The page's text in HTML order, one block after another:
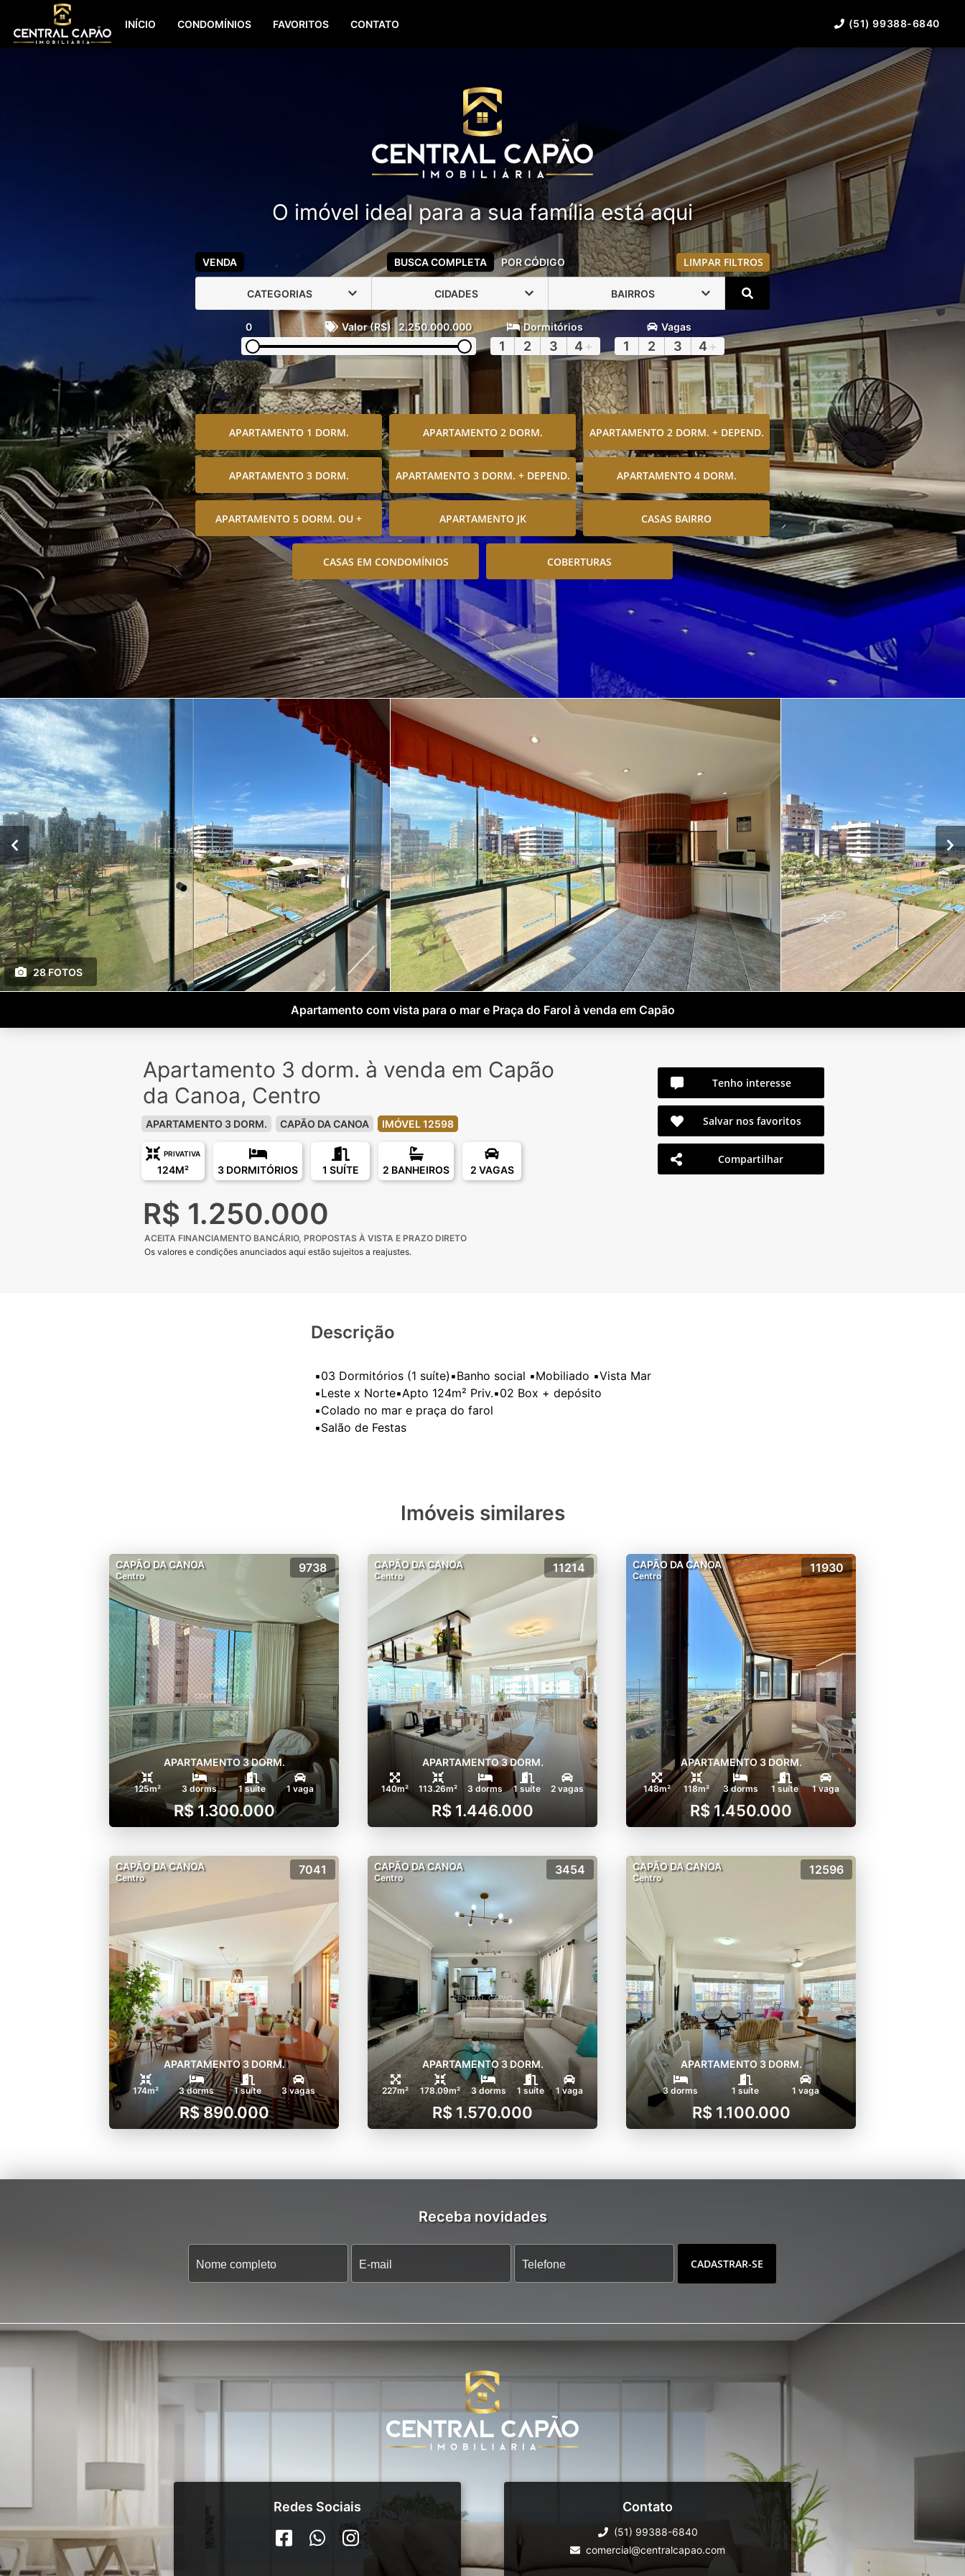
INÍCIO CONDOMÍNIOS FAVORITOS CONTATO (51) 99388-6840
O imóvel ideal para a sua família está aqui
VENDA BUSCA COMPLETA POR CÓDIGO LIMPAR FILTROS
CATEGORIAS CIDADES BAIRROS
0 Valor (R$) 2.250.000.000 Dormitórios
1 2 3 4 +
Vagas
1 2 3 4 +
APARTAMENTO 1 DORM. APARTAMENTO 2 DORM. APARTAMENTO 2 DORM. + DEPEND.
APARTAMENTO 3 DORM. APARTAMENTO 3 DORM. + DEPEND. APARTAMENTO 4 DORM.
APARTAMENTO 5 DORM. OU + APARTAMENTO JK CASAS BAIRRO
CASAS EM CONDOMÍNIOS COBERTURAS
28 FOTOS
Apartamento com vista para o mar e Praça do Farol à venda em Capão
Apartamento 3 dorm. à venda em Capão
da Canoa, Centro
APARTAMENTO 3 DORM. CAPÃO DA CANOA IMÓVEL 12598
PRIVATIVA
124M² 3 DORMITÓRIOS 1 SUÍTE 2 BANHEIROS 2 VAGAS
R$ 1.250.000
ACEITA FINANCIAMENTO BANCÁRIO, PROPOSTAS À VISTA E PRAZO DIRETO
Os valores e condições anunciados aqui estão sujeitos a reajustes.
Tenho interesse
Salvar nos favoritos
Compartilhar
Descrição
▪️03 Dormitórios (1 suíte)▪️Banho social ▪️Mobiliado ▪️Vista Mar
▪️Leste x Norte▪️Apto 124m² Priv.▪️02 Box + depósito
▪️Colado no mar e praça do farol
▪️Salão de Festas
Imóveis similares
CAPÃO DA CANOA
Centro
9738
APARTAMENTO 3 DORM.
125m² 3 dorms 1 suíte 1 vaga
R$ 1.300.000
CAPÃO DA CANOA
Centro
11214
APARTAMENTO 3 DORM.
140m² 113.26m² 3 dorms 1 suíte 2 vagas
R$ 1.446.000
CAPÃO DA CANOA
Centro
11930
APARTAMENTO 3 DORM.
148m² 118m² 3 dorms 1 suíte 1 vaga
R$ 1.450.000
CAPÃO DA CANOA
Centro
7041
APARTAMENTO 3 DORM.
174m² 3 dorms 1 suíte 3 vagas
R$ 890.000
CAPÃO DA CANOA
Centro
3454
APARTAMENTO 3 DORM.
227m² 178.09m² 3 dorms 1 suíte 1 vaga
R$ 1.570.000
CAPÃO DA CANOA
Centro
12596
APARTAMENTO 3 DORM.
3 dorms 1 suíte 1 vaga
R$ 1.100.000
Receba novidades
CADASTRAR-SE
Redes Sociais Contato
(51) 99388-6840
comercial@centralcapao.com